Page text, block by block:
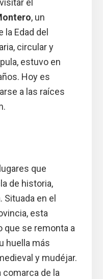
el
, un
la Edad del
circular y
estuvo en
Hoy es
a las raíces
que
de historia,
en el
esta
que se remonta a
huella más
y mudéjar.
comarca de la